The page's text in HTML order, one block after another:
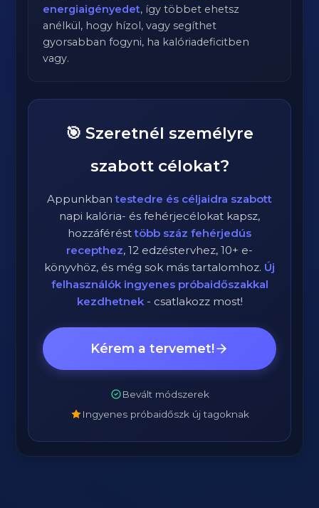
energiaigényedet, így többet ehetsz
anélkül, hogy hízol, vagy segíthet
gyorsabban fogyni, ha kalóriadeficitben
vagy.
🎯 Szeretnél személyre
szabott célokat?
Appunkbantestedre és céljaidra szabott
napi kalória- és fehérjecélokat kapsz,
hozzáférésttöbb száz fehérjedús
recepthez, 12 edzéstervhez, 10+ e-
könyvhöz, és még sok más tartalomhoz. Új
felhasználók ingyenes próbaidőszakkal
kezdhetnek- csatlakozz most!
Kérem a tervemet!
Bevált módszerek
Ingyenes próbaidőszk új tagoknak